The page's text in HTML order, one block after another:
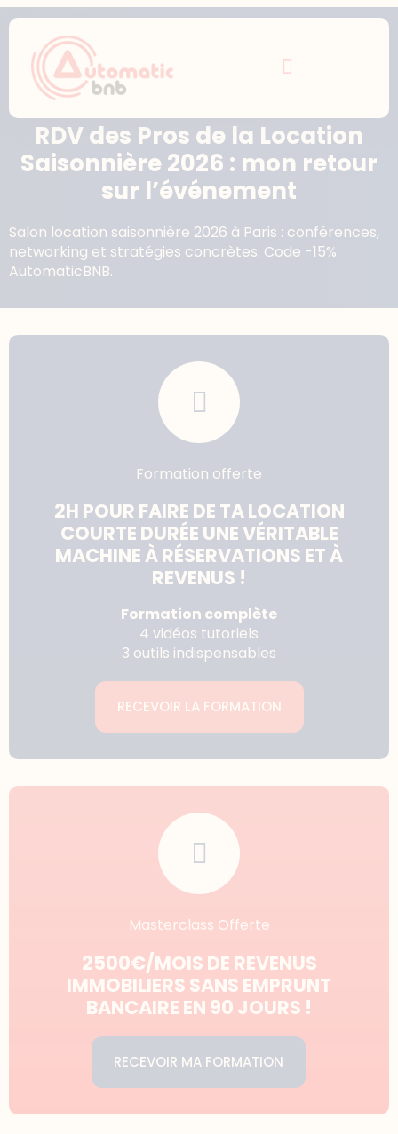
RDV des Pros de la Location
Saisonnière 2026 : mon retour
sur l’événement
Salon location saisonnière 2026 à Paris : conférences,
networking et stratégies concrètes. Code -15%
AutomaticBNB.
Formation offerte
2H POUR FAIRE DE TA LOCATION
COURTE DURÉE UNE VÉRITABLE
MACHINE À RÉSERVATIONS ET À
REVENUS !
Formation complète
4 vidéos tutoriels
3 outils indispensables
RECEVOIR LA FORMATION
Masterclass Offerte
2500€/MOIS DE REVENUS
IMMOBILIERS SANS EMPRUNT
BANCAIRE EN 90 JOURS !
RECEVOIR MA FORMATION